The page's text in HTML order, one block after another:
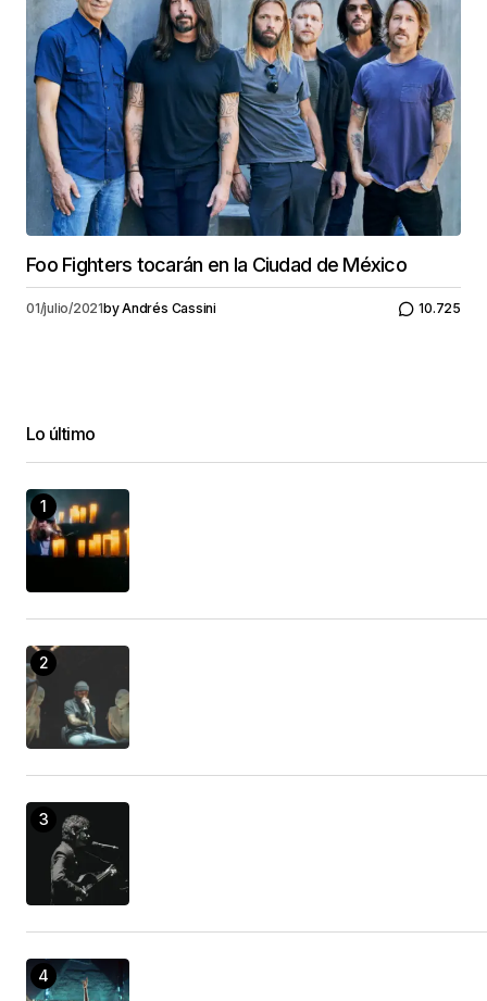
Foo Fighters tocarán en la Ciudad de México
01/julio/2021byAndrés Cassini 10.725
Lo último